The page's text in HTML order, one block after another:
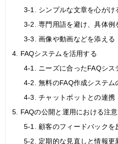
3-1. シンプルな文章を心がけ
3-2. 専門用語を避け、具体例
3-3. 画像や動画などを添える
4. FAQシステムを活用する
4-1. ニーズに合ったFAQシス
4-2. 無料のFAQ作成システム
4-3. チャットボットとの連携
5. FAQの公開と運用における注
5-1. 顧客のフィードバックを
5-2. 定期的な見直しと情報更